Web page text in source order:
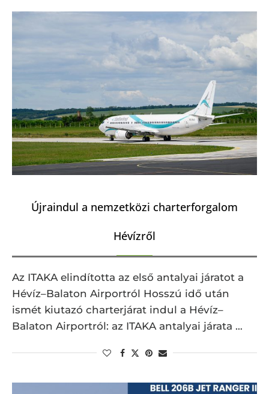
Újraindul a nemzetközi charterforgalom
Hévízről
Az ITAKA elindította az első antalyai járatot a
Hévíz–Balaton Airportról Hosszú idő után
ismét kiutazó charterjárat indul a Hévíz–
Balaton Airportról: az ITAKA antalyai járata …